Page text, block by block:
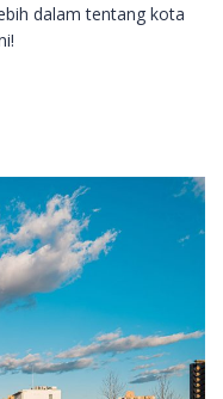
dalam tentang kota